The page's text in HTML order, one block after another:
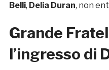
Belli, Delia Duran, non
Grande
l’ingresso di